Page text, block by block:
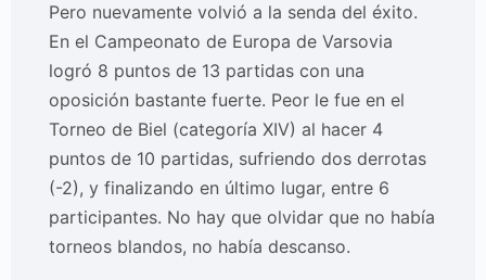
Pero nuevamente volvió a la senda del éxito.
En el Campeonato de Europa de Varsovia
logró 8 puntos de 13 partidas con una
oposición bastante fuerte. Peor le fue en el
Torneo de Biel (categoría XIV) al hacer 4
puntos de 10 partidas, sufriendo dos derrotas
(-2), y finalizando en último lugar, entre 6
participantes. No hay que olvidar que no había
torneos blandos, no había descanso.